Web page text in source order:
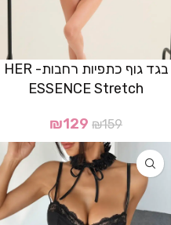
בגד גוף כתפיות רחבות- HER
ESSENCE Stretch
₪159
₪129